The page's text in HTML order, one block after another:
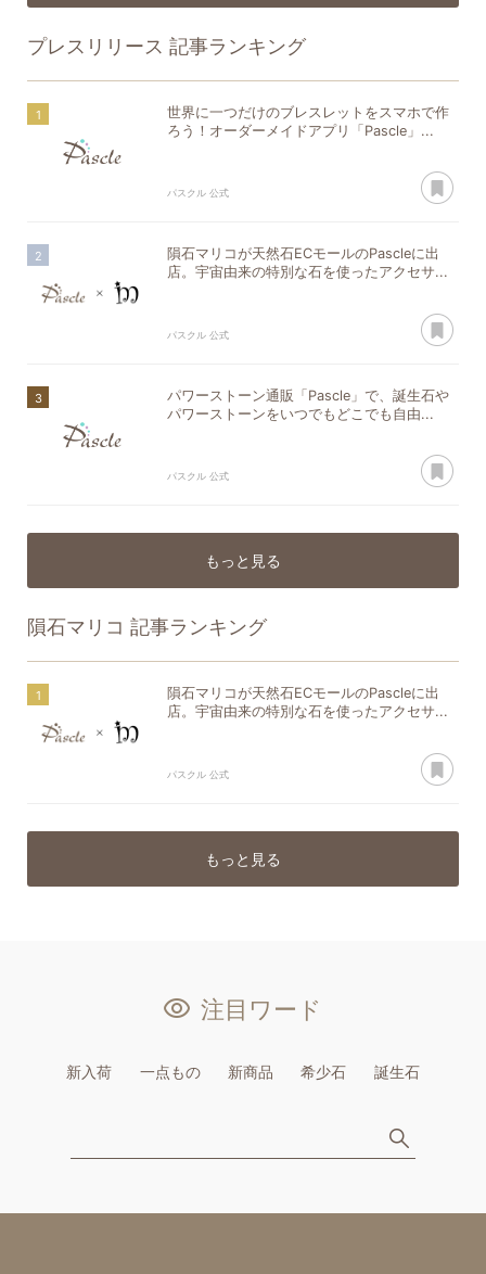
プレスリリース 記事ランキング
世界に一つだけのブレスレットをスマホで作
ろう！オーダーメイドアプリ「Pascle」...
パスクル 公式
隕石マリコが天然石ECモールのPascleに出
店。宇宙由来の特別な石を使ったアクセサ...
パスクル 公式
パワーストーン通販「Pascle」で、誕生石や
パワーストーンをいつでもどこでも自由...
パスクル 公式
もっと見る
隕石マリコ 記事ランキング
隕石マリコが天然石ECモールのPascleに出
店。宇宙由来の特別な石を使ったアクセサ...
パスクル 公式
もっと見る
注目ワード
新入荷 一点もの 新商品 希少石 誕生石